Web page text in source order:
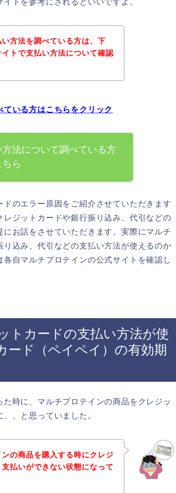
方法を調べている方は、下
トで支払い方法について確認
いる方はこちらをクリック
法について調べている方
ら
のエラー原因をご紹介させていただきます
ジットカードや銀行振り込み、代引などの
お話をさせていただきます。実際にマルチ
込み、代引などの支払い方法が使えるのか
自マルチプロテインの公式サイトを確認し
トカードの支払い方法が使
ード（ペイペイ）の有効期
時に、マルチプロテインの商品をクレジッ
、と思っていました。
の商品を購入する時にクレジ
払いができない状態になって